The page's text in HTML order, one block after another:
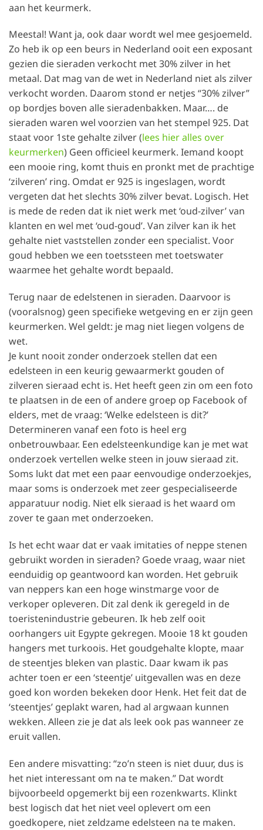
aan het keurmerk.
Meestal! Want ja, ook daar wordt wel mee gesjoemeld.
Zo heb ik op een beurs in Nederland ooit een exposant
gezien die sieraden verkocht met 30% zilver in het
metaal. Dat mag van de wet in Nederland niet als zilver
verkocht worden. Daarom stond er netjes “30% zilver”
op bordjes boven alle sieradenbakken. Maar…. de
sieraden waren wel voorzien van het stempel 925. Dat
staat voor 1ste gehalte zilver (lees hier alles over
keurmerken) Geen officieel keurmerk. Iemand koopt
een mooie ring, komt thuis en pronkt met de prachtige
‘zilveren’ ring. Omdat er 925 is ingeslagen, wordt
vergeten dat het slechts 30% zilver bevat. Logisch. Het
is mede de reden dat ik niet werk met ‘oud-zilver’ van
klanten en wel met ‘oud-goud’. Van zilver kan ik het
gehalte niet vaststellen zonder een specialist. Voor
goud hebben we een toetssteen met toetswater
waarmee het gehalte wordt bepaald.
Terug naar de edelstenen in sieraden. Daarvoor is
(vooralsnog) geen specifieke wetgeving en er zijn geen
keurmerken. Wel geldt: je mag niet liegen volgens de
wet.
Je kunt nooit zonder onderzoek stellen dat een
edelsteen in een keurig gewaarmerkt gouden of
zilveren sieraad echt is. Het heeft geen zin om een foto
te plaatsen in de een of andere groep op Facebook of
elders, met de vraag: ‘Welke edelsteen is dit?’
Determineren vanaf een foto is heel erg
onbetrouwbaar. Een edelsteenkundige kan je met wat
onderzoek vertellen welke steen in jouw sieraad zit.
Soms lukt dat met een paar eenvoudige onderzoekjes,
maar soms is onderzoek met zeer gespecialiseerde
apparatuur nodig. Niet elk sieraad is het waard om
zover te gaan met onderzoeken.
Is het echt waar dat er vaak imitaties of neppe stenen
gebruikt worden in sieraden? Goede vraag, waar niet
eenduidig op geantwoord kan worden. Het gebruik
van neppers kan een hoge winstmarge voor de
verkoper opleveren. Dit zal denk ik geregeld in de
toeristenindustrie gebeuren. Ik heb zelf ooit
oorhangers uit Egypte gekregen. Mooie 18 kt gouden
hangers met turkoois. Het goudgehalte klopte, maar
de steentjes bleken van plastic. Daar kwam ik pas
achter toen er een ‘steentje’ uitgevallen was en deze
goed kon worden bekeken door Henk. Het feit dat de
‘steentjes’ geplakt waren, had al argwaan kunnen
wekken. Alleen zie je dat als leek ook pas wanneer ze
eruit vallen.
Een andere misvatting: “zo’n steen is niet duur, dus is
het niet interessant om na te maken.” Dat wordt
bijvoorbeeld opgemerkt bij een rozenkwarts. Klinkt
best logisch dat het niet veel oplevert om een
goedkopere, niet zeldzame edelsteen na te maken.